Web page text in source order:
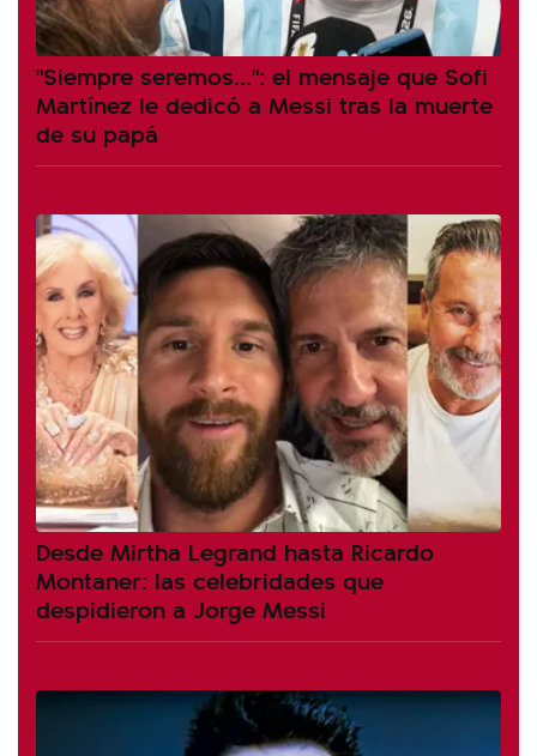
"Siempre seremos...": el mensaje que Sofi
Martínez le dedicó a Messi tras la muerte
de su papá
Desde Mirtha Legrand hasta Ricardo
Montaner: las celebridades que
despidieron a Jorge Messi